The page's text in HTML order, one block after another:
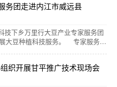
传出，无人机沿稻田上空轻轻越
务团走进内江市威远县
下乡万里行大豆产业专家服务团
大豆种植科技服务。 专家服务团
行解答，分别就施肥、播种间距、
织开展甘平推广技术现场会